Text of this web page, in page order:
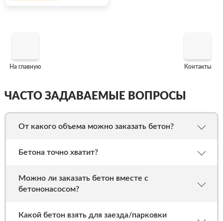
На главную Контакты
ЧАСТО ЗАДАВАЕМЫЕ ВОПРОСЫ
От какого объема можно заказать бетон?
Бетона точно хватит?
Можно ли заказать бетон вместе с
бетононасосом?
Какой бетон взять для заезда/парковки